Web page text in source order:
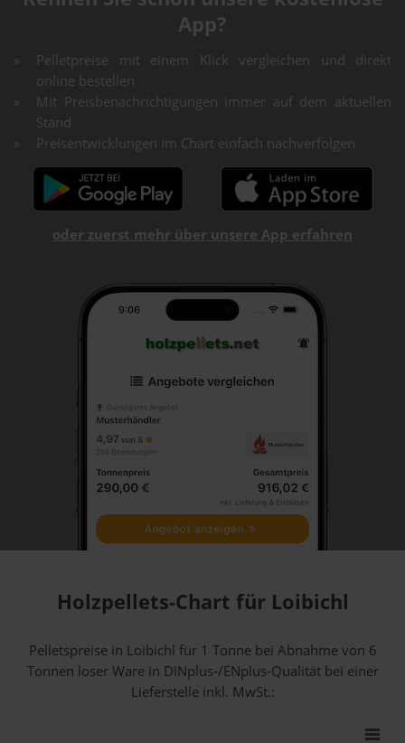
App?
Pelletpreise mit einem Klick vergleichen und direkt
online bestellen
Mit Preisbenachrichtigungen immer auf dem aktuellen
Stand
Preisentwicklungen im Chart einfach nachverfolgen
oder zuerst mehr über unsere App erfahren
Holzpellets-Chart für Loibichl
Pelletspreise in Loibichl für 1 Tonne bei Abnahmevon 6
Tonnen loser Warein DINplus-/ENplus-Qualität bei einer
Lieferstelle inkl. MwSt.: